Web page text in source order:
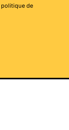
politique de